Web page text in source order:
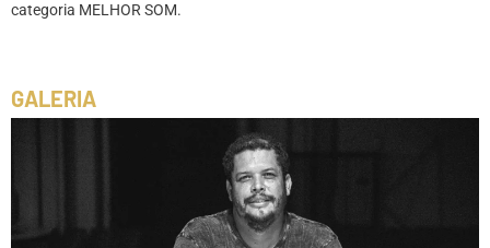
categoria MELHOR SOM.
GALERIA